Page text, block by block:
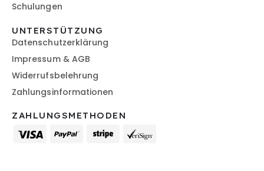
Schulungen
UNTERSTÜTZUNG
Datenschutzerklärung
Impressum & AGB
Widerrufsbelehrung
Zahlungsinformationen
ZAHLUNGSMETHODEN